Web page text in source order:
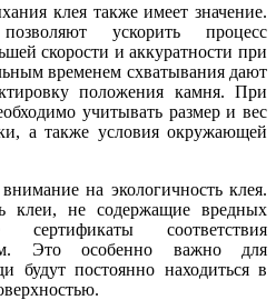
клея также имеет значение.
ускорить процесс
скорости и аккуратности при
временем схватывания дают
положения камня. При
учитывать размер и вес
а также условия окружающей
на экологичность клея.
клеи, не содержащие вредных
соответствия
Это особенно важно для
будут постоянно находиться в